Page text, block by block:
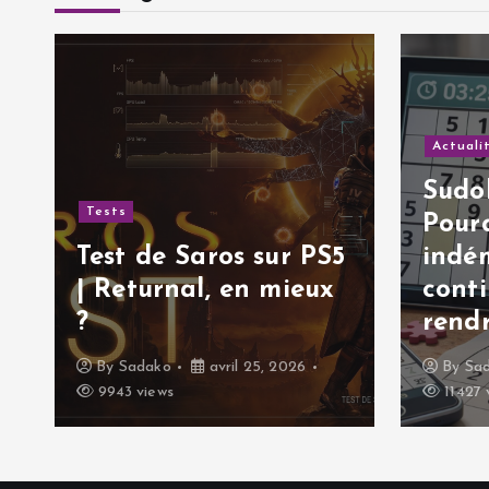
t
l
e
Tests
Test de Saros sur PS5
| Returnal, en mieux
?
By Sadako
avril 25, 2026
9943 views
By
11427